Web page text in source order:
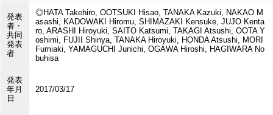
発表
者・
共同
発表
者
◎HATA Takehiro, OOTSUKI Hisao, TANAKA Kazuki, NAKAO M
asashi, KADOWAKI Hiromu, SHIMAZAKI Kensuke, JUJO Kenta
ro, ARASHI Hiroyuki, SAITO Katsumi, TAKAGI Atsushi, OOTA Y
oshimi, FUJII Shinya, TANAKA Hiroyuki, HONDA Atsushi, MORI
Fumiaki, YAMAGUCHI Junichi, OGAWA Hiroshi, HAGIWARA No
buhisa
発表
年月
日
2017/03/17